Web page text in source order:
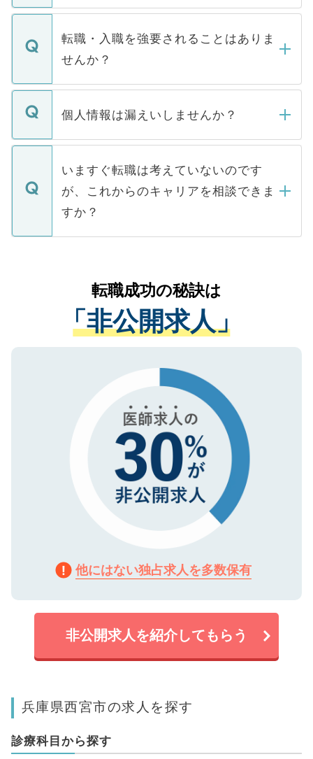
ます。通常、5営業日以内にはご連絡をせて
いただきますので、しばらくお待ちくださ
マイナビDOCTORで取り扱っている求人の
うち約3割は、Webサイトからご覧いただ
けない「非公開求人」です。非公開求人は
下記の理由によって、一般には公開してい
ません。
■応募殺到を避けるため 人気のある医療機
関を公にしてしまうと、応募が殺到する場
に、医療機関が求める条件に合った人材の
みを人材紹介会社に依頼するケースが増え
ています。
転職・入職を強要されることはありま
せんか？
転職・入職を強要することは一切ありませ
ん。また、仮に応募先から内定をいただい
定を承諾する必要はありません。内定先へ
の辞退の連絡はキャリアパートナーが行い
個人情報は漏えいしませんか？
個人情報が漏えいすることはありませんの
で、ご安心ください。当サイトからの登録
などで収集したご登録者様の個人情報は、
ご本人のキャリアアップおよび転職活動の
支援を目的に使用いたします。お預かりし
ているすべての個人データはご本人の許可
は、個人情報の取り扱いについての厳密な
管理基準を満たした事業者のみに付与され
る、プライバシーマークを取得済みです。
で、機密保持に関してもご安心ください。
いますぐ転職は考えていないのです
が、これからのキャリアを相談できま
すか？
かがいして、現在の医療機関の状況や紹介
経験をまじえながら、適切なアドバイスを
させていただきます。すぐにご転職をされ
ない方には、長期的なサポートが可能です
ので、まずはご登録ください。
転職成功の秘訣は
「非公開求人」
他にはない独占求人を多数保有
非公開求人を紹介してもらう
兵庫県西宮市の求人を探す
診療科目から探す